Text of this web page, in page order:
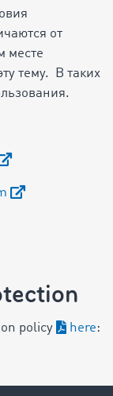
от
месте
тему. В таких
policy here: